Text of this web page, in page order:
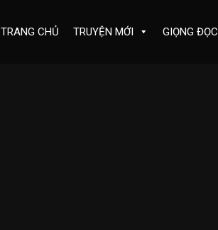
TRANG CHỦ TRUYỆN MỚI GIỌNG ĐỌC